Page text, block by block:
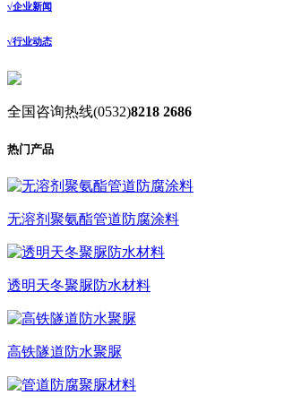
√企业新闻
√行业动态
全国咨询热线(0532)8218 2686
热门产品
无溶剂聚氨酯管道防腐涂料
透明天冬聚脲防水材料
高铁隧道防水聚脲